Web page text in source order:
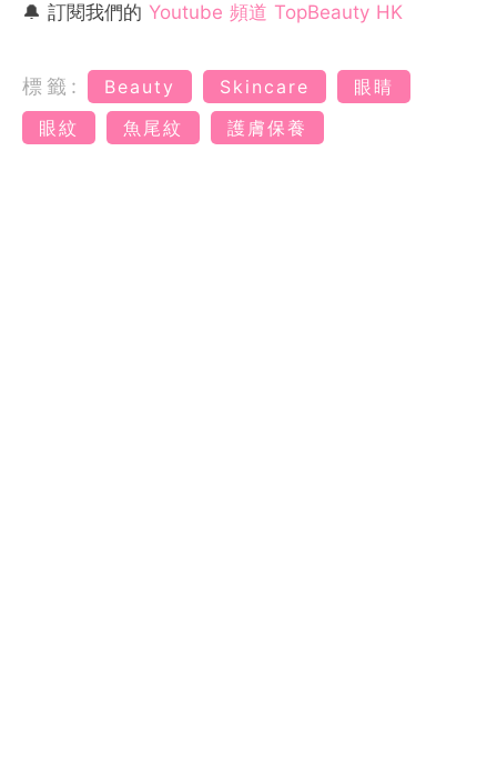
🔔 訂閱我們的 Youtube 頻道 TopBeauty HK
標籤: Beauty Skincare
眼睛
眼紋
魚尾紋 護膚保養